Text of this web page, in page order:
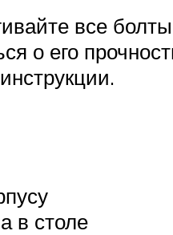
все
о его
в столе